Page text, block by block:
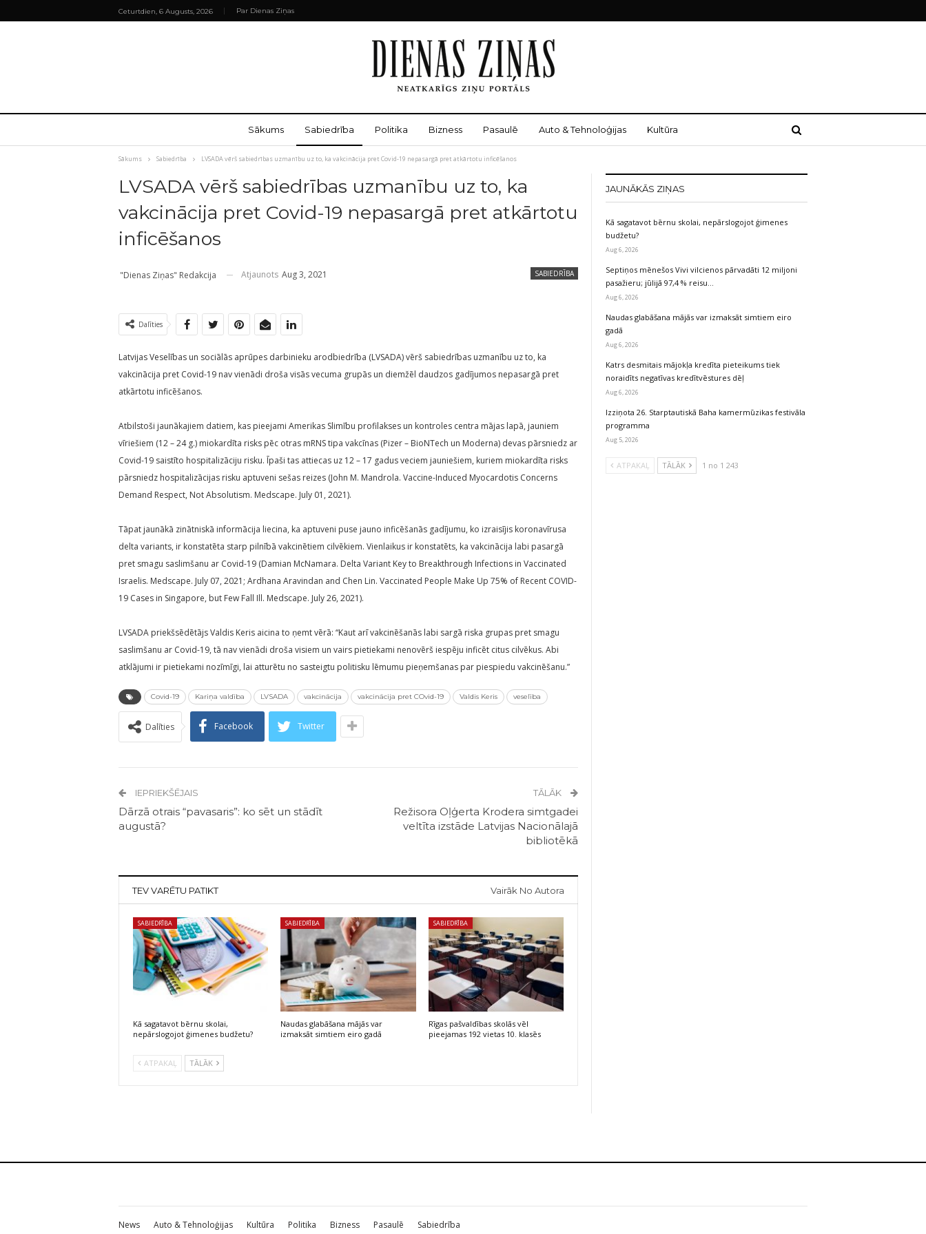
Ceturtdien, 6 Augusts, 2026 Par Dienas Ziņas
Sākums Sabiedrība Politika Bizness Pasaulē Auto & Tehnoloģijas Kultūra
Sākums Sabiedrība LVSADA vērš sabiedrības uzmanību uz to, ka vakcinācija pret Covid-19 nepasargā pret atkārtotu inficēšanos
LVSADA vērš sabiedrības uzmanību uz to, ka
vakcinācija pret Covid-19 nepasargā pret atkārtotu
inficēšanos
SABIEDRĪBA
"Dienas Ziņas" Redakcija Atjaunots Aug 3, 2021
Dalīties
Latvijas Veselības un sociālās aprūpes darbinieku arodbiedrība (LVSADA) vērš sabiedrības uzmanību uz to, ka
vakcinācija pret Covid-19 nav vienādi droša visās vecuma grupās un diemžēl daudzos gadījumos nepasargā pret
atkārtotu inficēšanos.
Atbilstoši jaunākajiem datiem, kas pieejami Amerikas Slimību profilakses un kontroles centra mājas lapā, jauniem
vīriešiem (12 – 24 g.) miokardīta risks pēc otras mRNS tipa vakcīnas (Pizer – BioNTech un Moderna) devas pārsniedz ar
Covid-19 saistīto hospitalizāciju risku. Īpaši tas attiecas uz 12 – 17 gadus veciem jauniešiem, kuriem miokardīta risks
pārsniedz hospitalizācijas risku aptuveni sešas reizes (John M. Mandrola. Vaccine-Induced Myocardotis Concerns
Demand Respect, Not Absolutism. Medscape. July 01, 2021).
Tāpat jaunākā zinātniskā informācija liecina, ka aptuveni puse jauno inficēšanās gadījumu, ko izraisījis koronavīrusa
delta variants, ir konstatēta starp pilnībā vakcinētiem cilvēkiem. Vienlaikus ir konstatēts, ka vakcinācija labi pasargā
pret smagu saslimšanu ar Covid-19 (Damian McNamara. Delta Variant Key to Breakthrough Infections in Vaccinated
Israelis. Medscape. July 07, 2021; Ardhana Aravindan and Chen Lin. Vaccinated People Make Up 75% of Recent COVID-
19 Cases in Singapore, but Few Fall Ill. Medscape. July 26, 2021).
LVSADA priekšsēdētājs Valdis Keris aicina to ņemt vērā: “Kaut arī vakcinēšanās labi sargā riska grupas pret smagu
saslimšanu ar Covid-19, tā nav vienādi droša visiem un vairs pietiekami nenovērš iespēju inficēt citus cilvēkus. Abi
atklājumi ir pietiekami nozīmīgi, lai atturētu no sasteigtu politisku lēmumu pieņemšanas par piespiedu vakcinēšanu.”
Covid-19 Kariņa valdība LVSADA vakcinācija vakcinācija pret COvid-19 Valdis Keris veselība
Dalīties Facebook Twitter
IEPRIEKŠĒJAIS
Dārzā otrais “pavasaris”: ko sēt un stādīt
augustā?
TĀLĀK
Režisora Oļģerta Krodera simtgadei
veltīta izstāde Latvijas Nacionālajā
bibliotēkā
TEV VARĒTU PATIKT Vairāk No Autora
SABIEDRĪBA
Kā sagatavot bērnu skolai,
nepārslogojot ģimenes budžetu?
SABIEDRĪBA
Naudas glabāšana mājās var
izmaksāt simtiem eiro gadā
SABIEDRĪBA
Rīgas pašvaldības skolās vēl
pieejamas 192 vietas 10. klasēs
ATPAKAĻ TĀLĀK
JAUNĀKĀS ZIŅAS
Kā sagatavot bērnu skolai, nepārslogojot ģimenes
budžetu?
Aug 6, 2026
Septiņos mēnešos Vivi vilcienos pārvadāti 12 miljoni
pasažieru; jūlijā 97,4 % reisu…
Aug 6, 2026
Naudas glabāšana mājās var izmaksāt simtiem eiro
gadā
Aug 6, 2026
Katrs desmitais mājokļa kredīta pieteikums tiek
noraidīts negatīvas kredītvēstures dēļ
Aug 6, 2026
Izziņota 26. Starptautiskā Baha kamermūzikas festivāla
programma
Aug 5, 2026
ATPAKAĻ TĀLĀK 1 no 1 243
News Auto & Tehnoloģijas Kultūra Politika Bizness Pasaulē Sabiedrība